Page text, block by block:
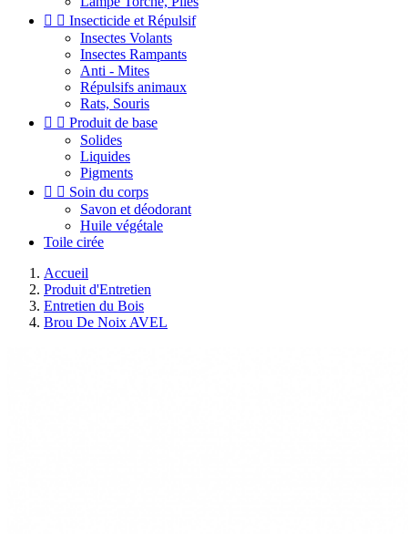
  Insecticide et Répulsif
Insectes Volants
Insectes Rampants
Anti - Mites
Répulsifs animaux
Rats, Souris
  Produit de base
Solides
Liquides
Pigments
  Soin du corps
Savon et déodorant
Huile végétale
Toile cirée
Accueil
Produit d'Entretien
Entretien du Bois
Brou De Noix AVEL